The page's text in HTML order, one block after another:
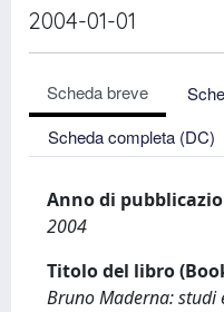
2004-01-01
Scheda breve
Scheda completa (DC)
Anno di
2004
Titolo del libro
Bruno Maderna: studi